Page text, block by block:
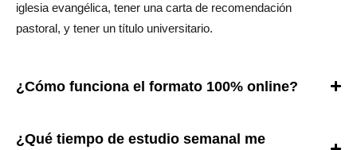
iglesia evangélica, tener una carta de recomendación
pastoral, y tener un título universitario.
¿Cómo funciona el formato 100% online?
¿Qué tiempo de estudio semanal me